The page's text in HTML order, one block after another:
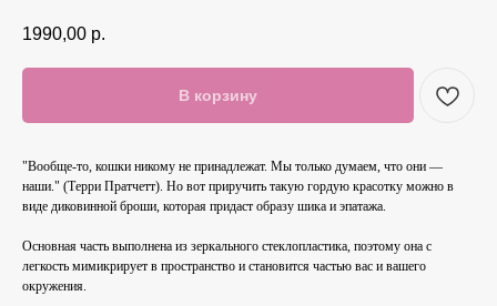
1990,00 р.
В корзину
"Вообще-то, кошки никому не принадлежат. Мы только думаем, что они —
наши." (Терри Пратчетт). Но вот приручить такую гордую красотку можно в
виде диковинной броши, которая придаст образу шика и эпатажа.
Основная часть выполнена из зеркального стеклопластика, поэтому она с
легкость мимикрирует в пространство и становится частью вас и вашего
окружения.